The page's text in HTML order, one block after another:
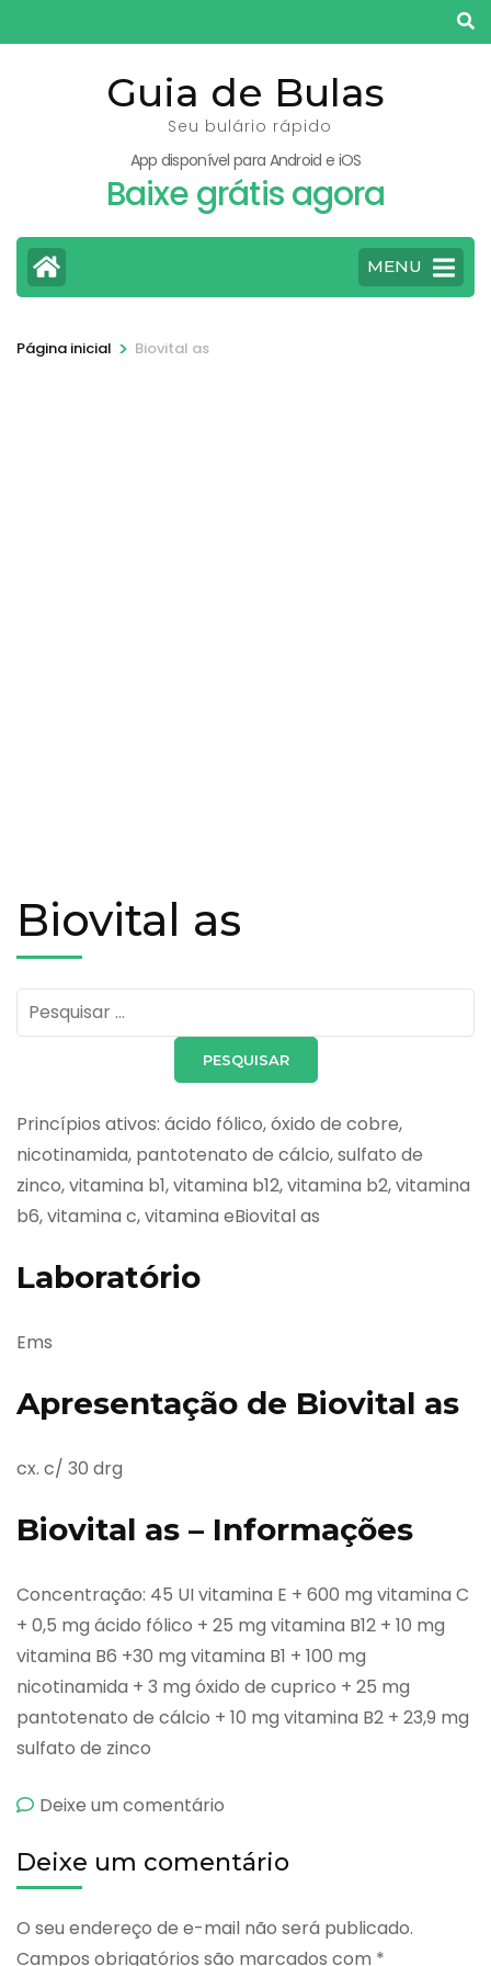
para
Guia de Bulas
Seu bulário rápido
App disponível para Android e iOS
Baixe grátis agora
MENU
Página inicial > Biovital as
Biovital as
Pesquisar
por:
Princípios ativos: ácido fólico, óxido de cobre,
nicotinamida, pantotenato de cálcio, sulfato de
zinco, vitamina b1, vitamina b12, vitamina b2, vitamina
b6, vitamina c, vitamina eBiovital as
Laboratório
Ems
Apresentação de Biovital as
cx. c/ 30 drg
Biovital as – Informações
Concentração: 45 UI vitamina E + 600 mg vitamina C
+ 0,5 mg ácido fólico + 25 mg vitamina B12 + 10 mg
vitamina B6 +30 mg vitamina B1 + 100 mg
nicotinamida + 3 mg óxido de cuprico + 25 mg
pantotenato de cálcio + 10 mg vitamina B2 + 23,9 mg
sulfato de zinco
Deixe um comentário
Deixe um comentário
O seu endereço de e-mail não será publicado.
Campos obrigatórios são marcados com *